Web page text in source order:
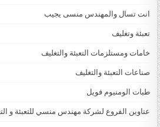
انت تسال والمهندس منسى يجيب
تعبئة وتغليف
خامات ومستلزمات التعبئة والتغليف
صناعات التعبئة والتغليف
طبات الومنيوم فويل
عناوين الفروع لشركة مهندس منسي للتعبئة و